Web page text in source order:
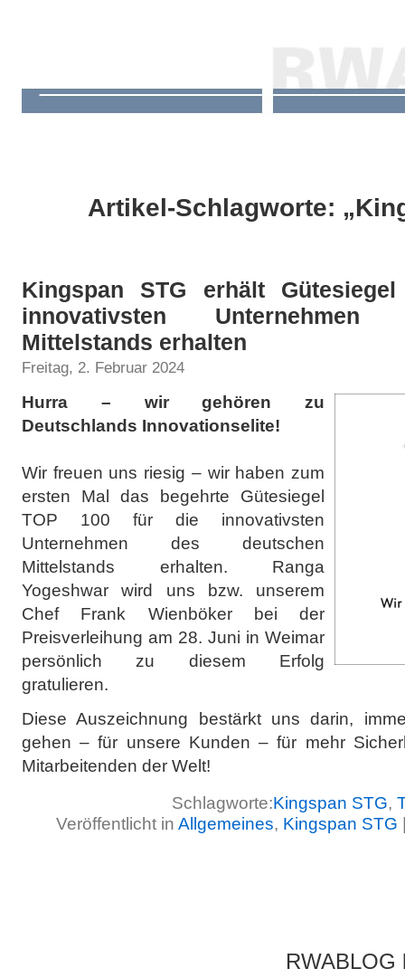
Artikel-Schlagworte:
Kingspan STG erhält
innovativsten
Mittelstands erhalten
Freitag, 2. Februar 2024
Hurra – wir gehören zu
Deutschlands Innovationselite!
Wir freuen uns riesig – wir haben zum
ersten Mal das begehrte Gütesiegel
TOP 100 für die innovativsten
Unternehmen des deutschen
Mittelstands erhalten. Ranga
Yogeshwar wird uns bzw. unserem
Chef Frank Wienböker bei der
Preisverleihung am 28. Juni in Weimar
persönlich zu diesem Erfolg
gratulieren.
Diese Auszeichnung bestärkt uns darin,
gehen – für unsere Kunden – für mehr
Mitarbeitenden der Welt!
Schlagworte:Kingspan STG,
Veröffentlicht in Allgemeines, Kingspan STG